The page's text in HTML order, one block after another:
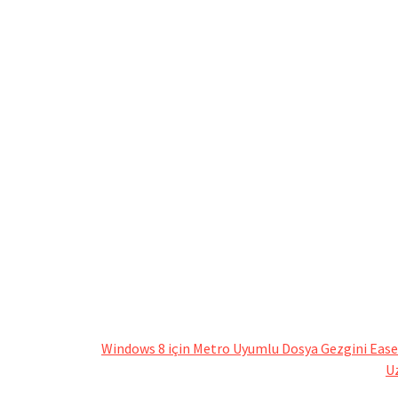
Windows 8 için Metro Uyumlu Dosya Gezgini